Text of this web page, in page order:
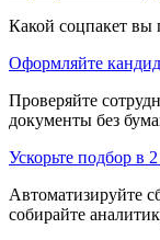
Какой соцпакет вы
Оформляйте
Проверяйте
документы без
Ускорьте подбор в
Автоматизируйте
собирайте